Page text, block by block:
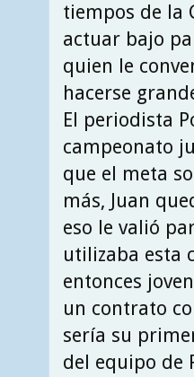
tiempos de la
actuar bajo
quien le
hacerse
El periodista
campeonato
que el meta
más, Juan
eso le valió
utilizaba esta
entonces
un contrato
sería su
del equipo de